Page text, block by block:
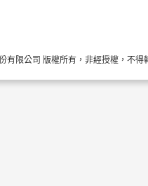
有限公司 版權所有，非經授權，不得